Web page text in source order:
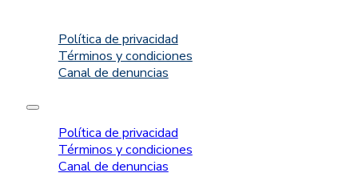
Política de privacidad
Términos y condiciones
Canal de denuncias
Política de privacidad
Términos y condiciones
Canal de denuncias